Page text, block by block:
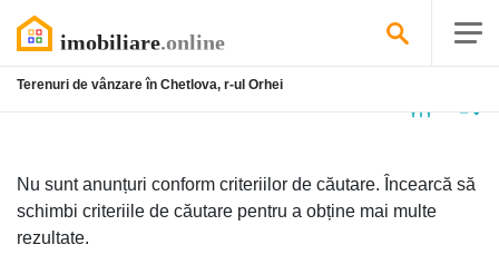
Terenuri de vânzare în Chetlova, r-ul Orhei
Nu sunt anunțuri conform criteriilor de căutare. Încearcă să
schimbi criteriile de căutare pentru a obține mai multe
rezultate.